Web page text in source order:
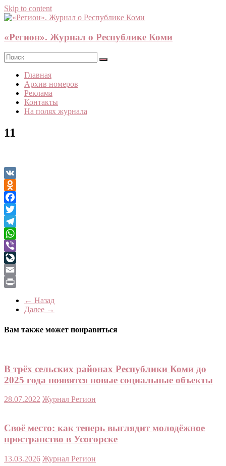
Skip to content
«Регион». Журнал о Республике Коми
Главная
Архив номеров
Реклама
Контакты
На полях журнала
11
VK
Odnoklassniki
Facebook
Twitter
Telegram
WhatsApp
Viber
LiveJournal
Email
← Назад
Далее →
Вам также может понравиться
В трёх сельских районах Республики Коми до
2025 года появятся новые социальные объекты
28.07.2022 Журнал Регион
Своё место: как теперь выглядит молодёжное
пространство в Усогорске
13.03.2026 Журнал Регион